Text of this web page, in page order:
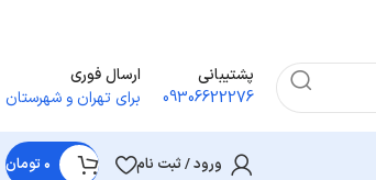
پشتیبانی
09306622276
ارسال فوری
برای تهران و شهرستان
ورود / ثبت نام ۰تومان